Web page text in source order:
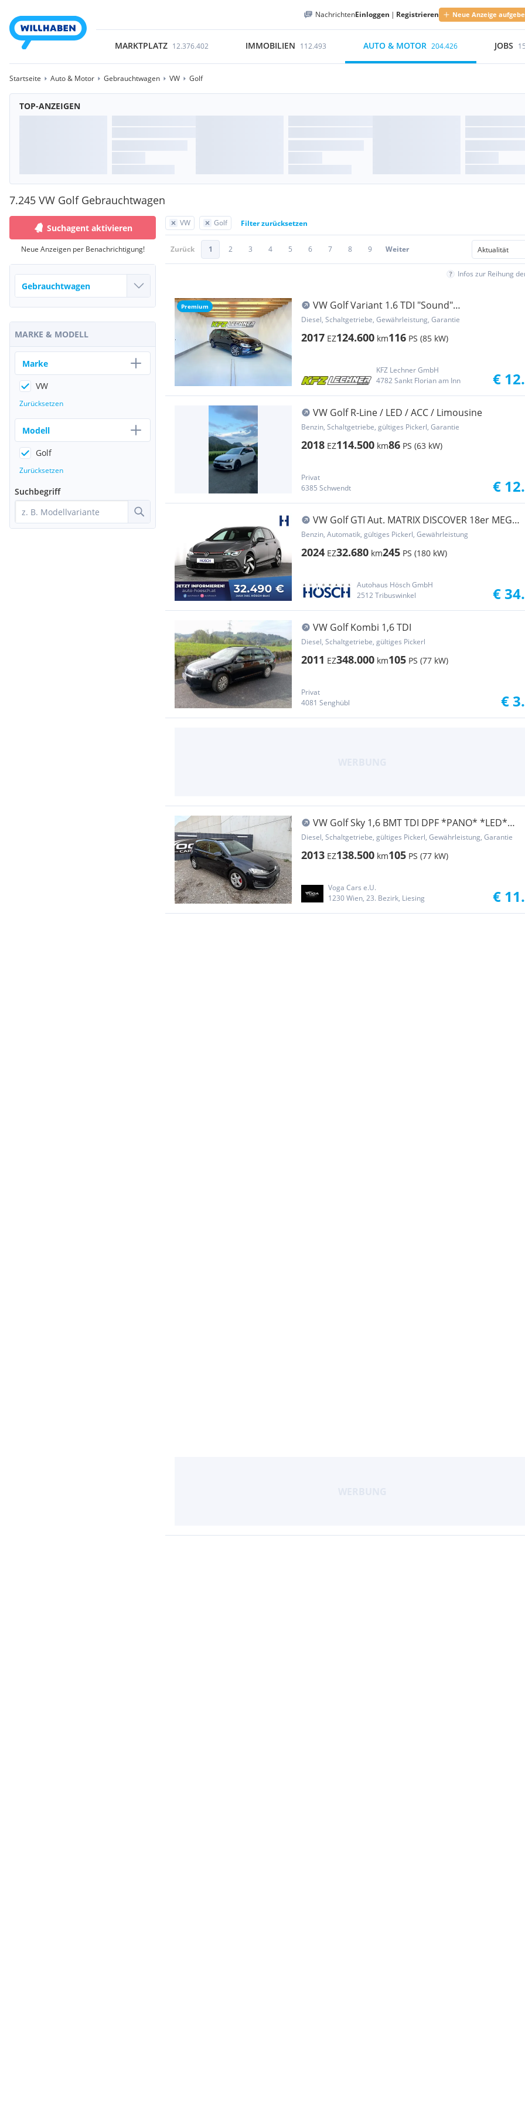
NachrichtenEinloggen | Registrieren Neue Anzeige
MARKTPLATZ 12.376.402 IMMOBILIEN 112.493 AUTO & MOTOR 204.426 JOBS
Startseite Auto & Motor Gebrauchtwagen VW Golf
TOP-ANZEIGEN
7.245 VW Golf Gebrauchtwagen
VW Golf Filter zurücksetzen
Zurück 1 2 3 4 5 6 7 8 9 Weiter
Infos zur Reihung
Premium
VW Golf Variant 1.6 TDI "Sound"
AHK*NAVI*SITZH
Diesel, Schaltgetriebe, Gewährleistung, Garantie
2017 EZ124.600 km116 PS (85 kW)
KFZ Lechner GmbH
4782 Sankt Florian am Inn
€
VW Golf R-Line / LED / ACC / Limousine
Benzin, Schaltgetriebe, gültiges Pickerl, Garantie
2018 EZ114.500 km86 PS (63 kW)
Privat
6385 Schwendt
€
VW Golf GTI Aut. MATRIX DISCOVER 18er MEGA-
DEAL
Benzin, Automatik, gültiges Pickerl, Gewährleistung
2024 EZ32.680 km245 PS (180 kW)
Autohaus Hösch GmbH
2512 Tribuswinkel
€
VW Golf Kombi 1,6 TDI
Diesel, Schaltgetriebe, gültiges Pickerl
2011 EZ348.000 km105 PS (77 kW)
Privat
4081 Senghübl
€
VW Golf Sky 1,6 BMT TDI DPF *PANO* *LED*
*MASSAGE*
Diesel, Schaltgetriebe, gültiges Pickerl, Gewährleistung, Garantie
2013 EZ138.500 km105 PS (77 kW)
Voga Cars e.U.
1230 Wien, 23. Bezirk, Liesing
€
Suchagent aktivieren
Neue Anzeigen per Benachrichtigung!
MARKE & MODELL
Marke
VW
Zurücksetzen
Modell
Golf
Zurücksetzen
Suchbegriff